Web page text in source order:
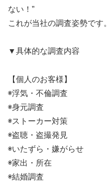
ない！”
これが当社の調査姿勢です。
▼具体的な調査内容
【個人のお客様】
◉浮気・不倫調査
◉身元調査
◉ストーカー対策
◉盗聴・盗撮発見
◉いたずら・嫌がらせ
◉家出・所在
◉結婚調査